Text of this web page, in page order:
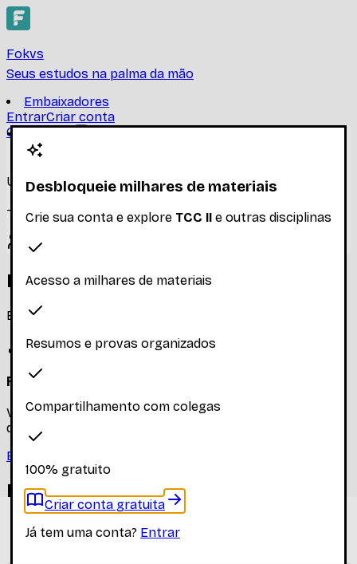
Fokvs
Seus estudos na palma da mão
Embaixadores
EntrarCriar conta
Criar conta
TCC II
UNIVERSIDADE FEDERAL DE SANTA CATARINA
-
Ler mais
Nenhum inscrito ainda
Materiais
Explore os materiais disponíveis
Faça login para ver os materiais
Você precisa estar logado para ver os materiais dessa
disciplina
Entrar
Materiais relacionados
Outros materiais que podem te interessar enquanto não
há materiais específicos desta disciplina
Desbloqueie milhares de materiais
Crie sua conta e explore TCC II e outras disciplinas
Acesso a milhares de materiais
Resumos e provas organizados
Compartilhamento com colegas
100% gratuito
Criar conta gratuita
Já tem uma conta? Entrar